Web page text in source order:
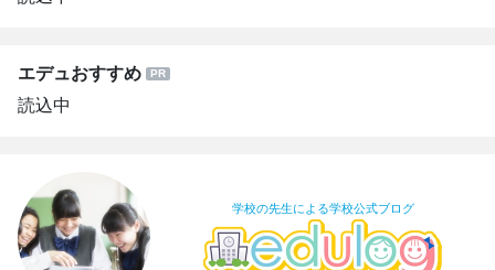
エデュおすすめ
読込中
学校の先生による学校公式ブログ